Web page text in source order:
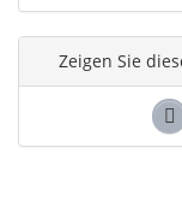
Zeigen Sie